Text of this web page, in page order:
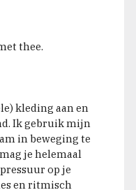
thee.
kleding aan en
Ik gebruik mijn
in beweging te
je helemaal
op je
en ritmisch